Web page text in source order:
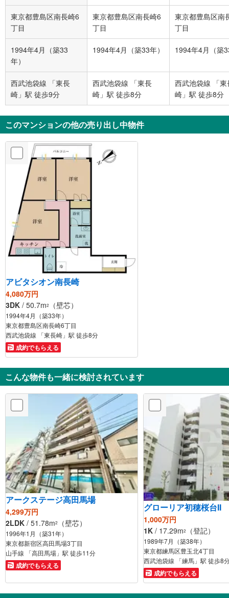
東京都豊島区南長崎6
丁目
東京都豊島区南長崎6
丁目
東京都豊島区南
丁目
1994年4月（築33
年）
1994年4月（築33年） 1994年4月（築
西武池袋線 「東長
崎」駅 徒歩9分
西武池袋線 「東長
崎」駅 徒歩8分
西武池袋線 「東
崎」駅 徒歩8分
このマンションの他の売り出し中物件
アビタシオン南長崎
4,080万円
3DK / 50.7m2 （壁芯）
1994年4月（築33年）
東京都豊島区南長崎6丁目
西武池袋線 「東長崎」駅 徒歩8分
成約でもらえる
こんな物件も一緒に検討されています
アークステージ高田馬場
4,299万円
2LDK / 51.78m2 （壁芯）
1996年1月（築31年）
東京都新宿区高田馬場3丁目
山手線 「高田馬場」駅 徒歩11分
成約でもらえる
グローリア初穂桜台II
1,000万円
1K / 17.29m2 （登記）
1989年7月（築38年）
東京都練馬区豊玉北4丁目
西武池袋線 「練馬」駅 徒歩8
成約でもらえる